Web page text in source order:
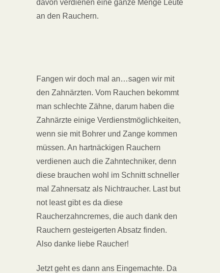
davon verdienen eine ganze Menge Leute
an den Rauchern.
Fangen wir doch mal an…sagen wir mit
den Zahnärzten. Vom Rauchen bekommt
man schlechte Zähne, darum haben die
Zahnärzte einige Verdienstmöglichkeiten,
wenn sie mit Bohrer und Zange kommen
müssen. An hartnäckigen Rauchern
verdienen auch die Zahntechniker, denn
diese brauchen wohl im Schnitt schneller
mal Zahnersatz als Nichtraucher. Last but
not least gibt es da diese
Raucherzahncremes, die auch dank den
Rauchern gesteigerten Absatz finden.
Also danke liebe Raucher!
Jetzt geht es dann ans Eingemachte. Da